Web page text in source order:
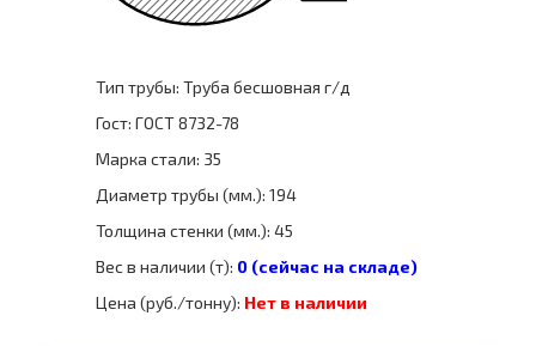
Тип трубы: Труба бесшовная г/д
Гост: ГОСТ 8732-78
Марка стали: 35
Диаметр трубы (мм.): 194
Толщина стенки (мм.): 45
Вес в наличии (т): 0 (сейчас на складе)
Цена (руб./тонну): Нет в наличии